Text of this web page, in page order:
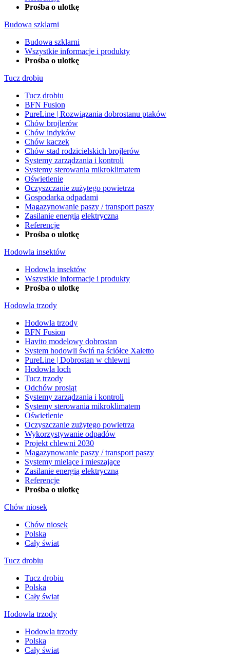
Prośba o ulotkę
Budowa szklarni
Budowa szklarni
Wszystkie informacje i produkty
Prośba o ulotkę
Tucz drobiu
Tucz drobiu
BFN Fusion
PureLine | Rozwiązania dobrostanu ptaków
Chów brojlerów
Chów indyków
Chów kaczek
Chów stad rodzicielskich brojlerów
Systemy zarządzania i kontroli
Systemy sterowania mikroklimatem
Oświetlenie
Oczyszczanie zużytego powietrza
Gospodarka odpadami
Magazynowanie paszy / transport paszy
Zasilanie energią elektryczną
Referencje
Prośba o ulotkę
Hodowla insektów
Hodowla insektów
Wszystkie informacje i produkty
Prośba o ulotkę
Hodowla trzody
Hodowla trzody
BFN Fusion
Havito modelowy dobrostan
System hodowli świń na ściółce Xaletto
PureLine | Dobrostan w chlewni
Hodowla loch
Tucz trzody
Odchów prosiąt
Systemy zarządzania i kontroli
Systemy sterowania mikroklimatem
Oświetlenie
Oczyszczanie zużytego powietrza
Wykorzystywanie odpadów
Projekt chlewni 2030
Magazynowanie paszy / transport paszy
Systemy mielące i mieszające
Zasilanie energią elektryczną
Referencje
Prośba o ulotkę
Chów niosek
Chów niosek
Polska
Cały świat
Tucz drobiu
Tucz drobiu
Polska
Cały świat
Hodowla trzody
Hodowla trzody
Polska
Cały świat